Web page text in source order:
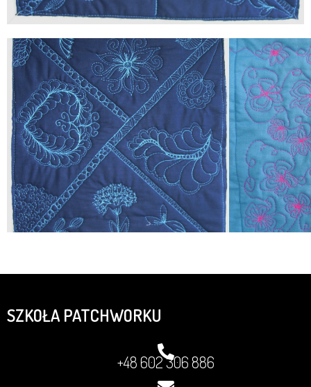
SZKOŁA PATCHWORKU
+48 602 306 886